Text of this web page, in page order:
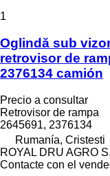
1
Oglindă sub
retrovisor de
2376134 camión
Precio a consultar
Retrovisor de rampa
2645691, 2376134
Rumanía, Cristesti
ROYAL DRU AGRO
Contacte con el